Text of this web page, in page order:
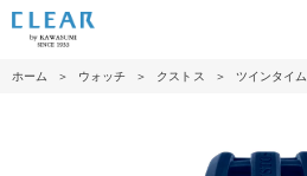
ホーム ＞ ウォッチ ＞ クストス ＞ ツインタイム